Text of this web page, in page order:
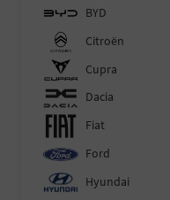
BYD
Citroën
Cupra
Dacia
Fiat
Ford
Hyundai